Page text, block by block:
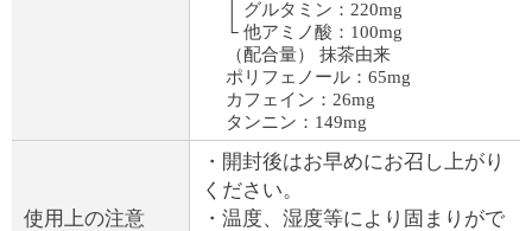
│ グルタミン：220mg
└ 他アミノ酸：100mg
（配合量） 抹茶由来
ポリフェノール：65mg
カフェイン：26mg
タンニン：149mg
使用上の注意
・開封後はお早めにお召し上がり
ください。
・温度、湿度等により固まりがで